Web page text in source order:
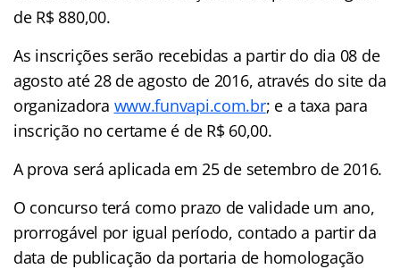
de R$ 880,00.
As inscrições serão recebidas a partir do dia 08 de
agosto até 28 de agosto de 2016, através do site da
organizadora www.funvapi.com.br; e a taxa para
inscrição no certame é de R$ 60,00.
A prova será aplicada em 25 de setembro de 2016.
O concurso terá como prazo de validade um ano,
prorrogável por igual período, contado a partir da
data de publicação da portaria de homologação